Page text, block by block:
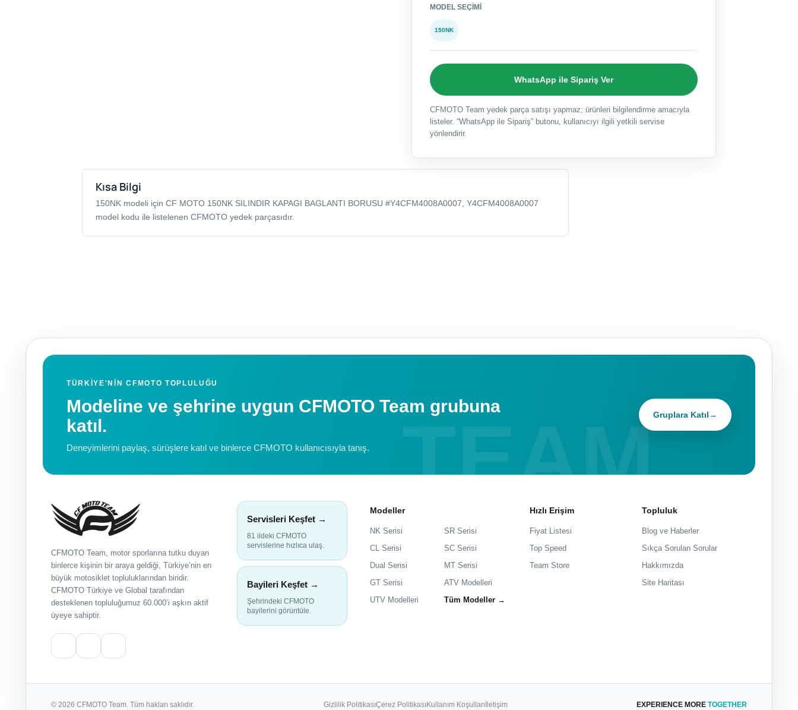
MODEL SEÇIMI
150NK
WhatsApp ile Sipariş Ver
CFMOTO Team yedek parça satışı yapmaz; ürünleri bilgilendirme amacıyla
listeler. “WhatsApp ile Sipariş” butonu, kullanıcıyı ilgili yetkili servise
yönlendirir.
Kısa Bilgi
150NK modeli için CF MOTO 150NK SILINDIR KAPAGI BAGLANTI BORUSU #Y4CFM4008A0007, Y4CFM4008A0007
model kodu ile listelenen CFMOTO yedek parçasıdır.
TÜRKIYE'NIN CFMOTO TOPLULUĞU
Modeline ve şehrine uygun CFMOTO Team grubuna
katıl.
Deneyimlerini paylaş, sürüşlere katıl ve binlerce CFMOTO kullanıcısıyla tanış.
Gruplara Katıl→
CFMOTO Team, motor sporlarına tutku duyan
binlerce kişinin bir araya geldiği, Türkiye’nin en
büyük motosiklet topluluklarından biridir.
CFMOTO Türkiye ve Global tarafından
desteklenen topluluğumuz 60.000’i aşkın aktif
üyeye sahiptir.
Servisleri Keşfet →
81 ildeki CFMOTO
servislerine hızlıca ulaş.
Bayileri Keşfet →
Şehrindeki CFMOTO
bayilerini görüntüle.
Modeller
NK Serisi
SR Serisi
CL Serisi
SC Serisi
Dual Serisi
MT Serisi
GT Serisi
ATV Modelleri
UTV Modelleri
Tüm Modeller →
Hızlı Erişim
Fiyat Listesi
Top Speed
Team Store
Topluluk
Blog ve Haberler
Sıkça Sorulan Sorular
Hakkımızda
Site Haritası
© 2026 CFMOTO Team. Tüm hakları saklıdır. Gizlilik PolitikasıÇerez PolitikasıKullanım Koşullarıİletişim EXPERIENCE MORE TOGETHER